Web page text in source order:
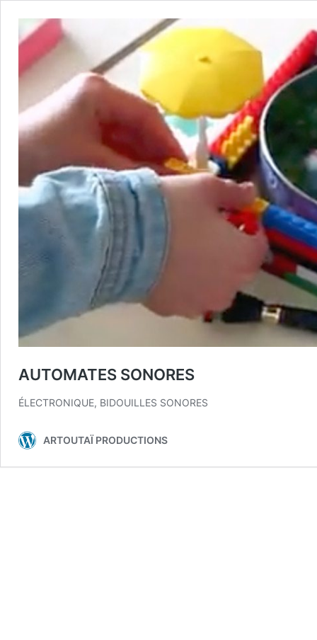
AUTOMATES SONORES
ÉLECTRONIQUE, BIDOUILLES SONORES
ARTOUTAÏ PRODUCTIONS